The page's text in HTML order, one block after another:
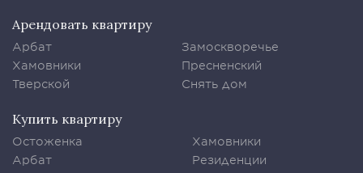
Арендовать квартиру
Арбат
Хамовники
Тверской
Замоскворечье
Пресненский
Снять дом
Купить квартиру
Остоженка
Арбат
Хамовники
Резиденции